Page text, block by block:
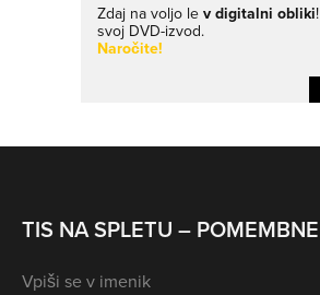
Zdaj na voljo lev digitalni obliki
svoj DVD-izvod.
Naročite!
TIS NA SPLETU –
Vpiši se v imenik